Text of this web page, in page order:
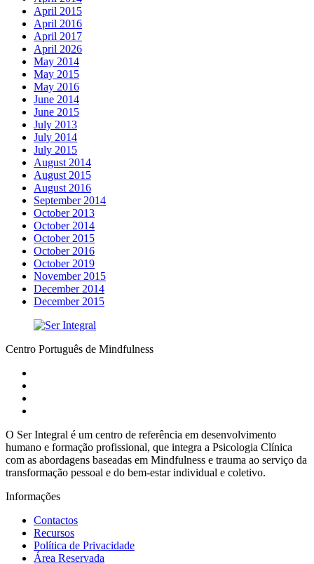
April 2015
April 2016
April 2017
April 2026
May 2014
May 2015
May 2016
June 2014
June 2015
July 2013
July 2014
July 2015
August 2014
August 2015
August 2016
September 2014
October 2013
October 2014
October 2015
October 2016
October 2019
November 2015
December 2014
December 2015
Centro Português de Mindfulness
O Ser Integral é um centro de referência em desenvolvimento
humano e formação profissional, que integra a Psicologia Clínica
com as abordagens baseadas em Mindfulness e trauma ao serviço da
transformação pessoal e do bem-estar individual e coletivo.
Informações
Contactos
Recursos
Política de Privacidade
Área Reservada